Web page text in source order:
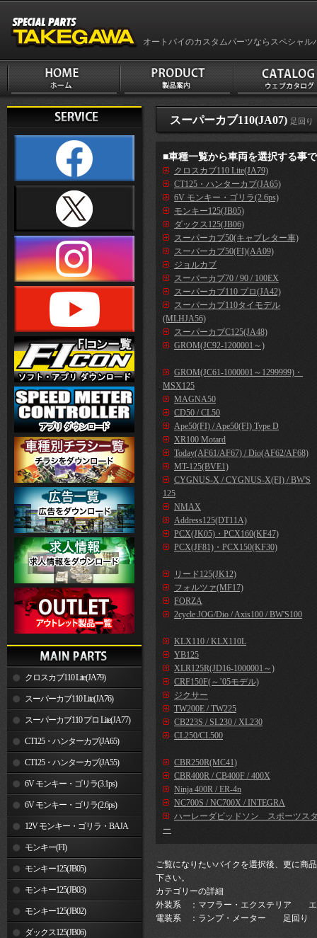
オートバイのカスタムパーツならスペシャル
クロスカブ110 Lite(JA79)
スーパーカブ110 Lite(JA76)
スーパーカブ110 プロ Lite(JA77)
CT125・ハンターカブ(JA65)
CT125・ハンターカブ(JA55)
6V モンキー・ゴリラ(3.1ps)
6V モンキー・ゴリラ(2.6ps)
12V モンキー・ゴリラ・BAJA
モンキー(FI)
モンキー125(JB05)
モンキー125(JB03)
モンキー125(JB02)
ダックス125(JB06)
スーパーカブ110(JA07) 足回り
■車種一覧から車両を選択する事
クロスカブ110 Lite(JA79)
CT125・ハンターカブ(JA65)
6V モンキー・ゴリラ(2.6ps)
モンキー125(JB05)
ダックス125(JB06)
スーパーカブ50(キャブレター車)
スーパーカブ50(FI)(AA09)
ジョルカブ
スーパーカブ70 / 90 / 100EX
スーパーカブ110 プロ(JA42)
スーパーカブ110タイモデル
(MLHJA56)
スーパーカブC125(JA48)
GROM(JC92-1200001～)
GROM(JC61-1000001～1299999)・
MSX125
MAGNA50
CD50 / CL50
Ape50(FI) / Ape50(FI) Type D
XR100 Motard
Today(AF61/AF67) / Dio(AF62/AF68)
MT-125(BVE1)
CYGNUS-X / CYGNUS-X(FI) / BW'S
125
NMAX
Address125(DT11A)
PCX(JK05)・PCX160(KF47)
PCX(JF81)・PCX150(KF30)
リード125(JK12)
フォルツァ(MF17)
FORZA
2cycle JOG/Dio / Axis100 / BW'S100
KLX110 / KLX110L
YB125
XLR125R(JD16-1000001～)
CRF150F(～’05モデル)
ジクサー
TW200E / TW225
CB223S / SL230 / XL230
CL250/CL500
CBR250R(MC41)
CBR400R / CB400F / 400X
Ninja 400R / ER-4n
NC700S / NC700X / INTEGRA
ハーレーダビッドソン スポーツス
ー
ご覧になりたいバイクを選択後、更に商
下さい。
カテゴリーの詳細
外装系 ：マフラー・エクステリア エ
電装系 ：ランプ・メーター 足回り